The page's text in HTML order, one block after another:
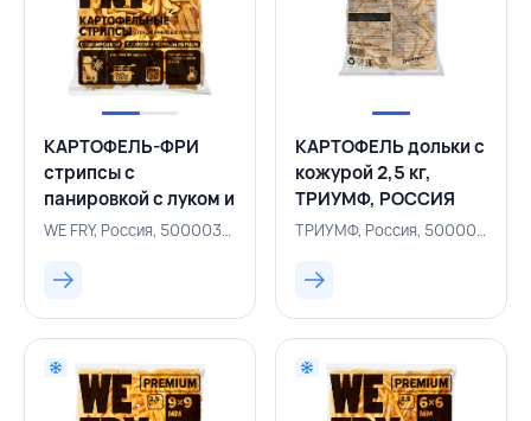
КАРТОФЕЛЬ-ФРИ
стрипсы с
панировкой с луком и
черным перцем 2,5 WE FRY, Россия, 500003640
КАРТОФЕЛЬ дольки с
кожурой 2,5 кг,
ТРИУМФ, РОССИЯ
ТРИУМФ, Россия, 500000905